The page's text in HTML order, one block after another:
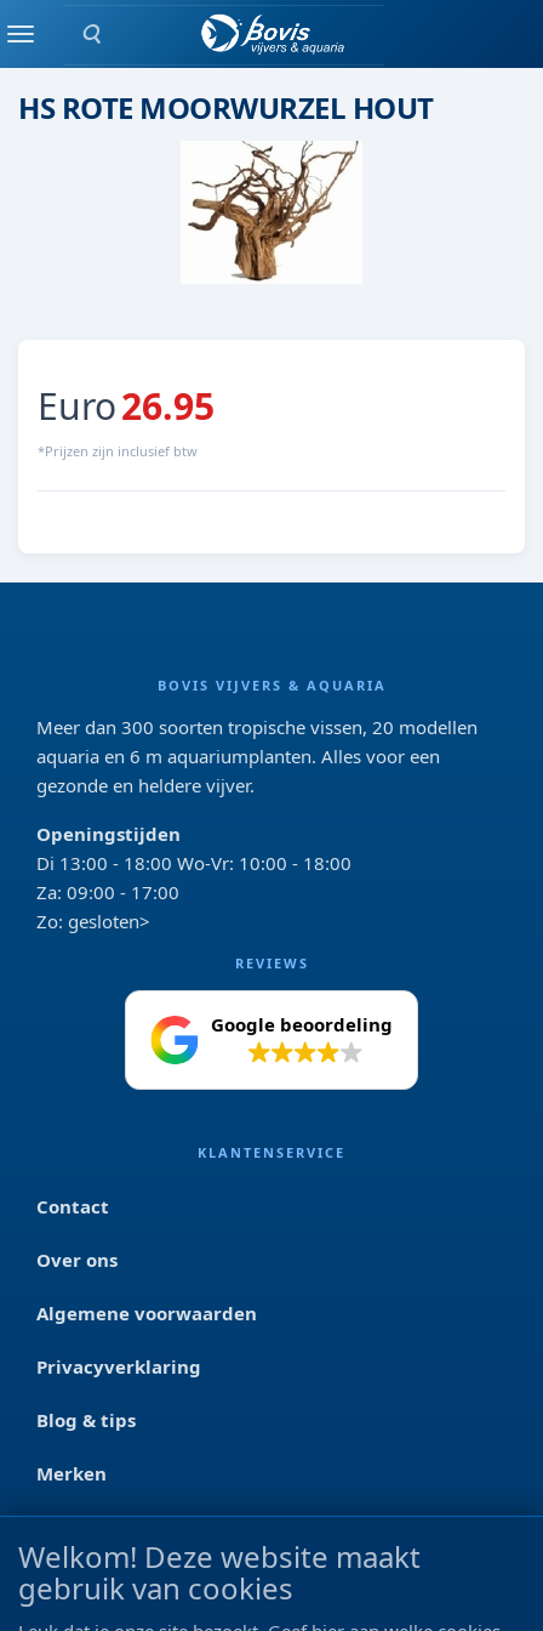
Zoeken
Menu
HS ROTE MOORWURZEL HOUT
Euro26.95
*Prijzen zijn inclusief btw
BOVIS VIJVERS & AQUARIA
Meer dan 300 soorten tropische vissen, 20 modellen
aquaria en 6 m aquariumplanten. Alles voor een
gezonde en heldere vijver.
Openingstijden
Di 13:00 - 18:00 Wo-Vr: 10:00 - 18:00
Za: 09:00 - 17:00
Zo: gesloten>
REVIEWS
Google beoordeling
KLANTENSERVICE
Contact
Over ons
Algemene voorwaarden
Privacyverklaring
Blog & tips
Merken
CONTACT
Ootmarsumseweg 125a
Welkom! Deze website maakt
gebruik van cookies